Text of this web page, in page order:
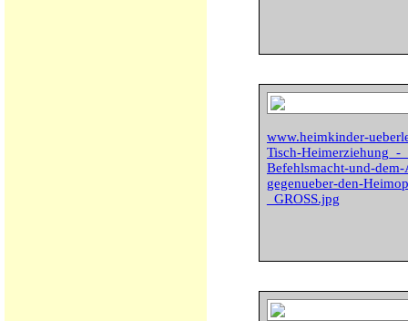
www.heimkinder-
Tisch-Heimerziehung_-
Befehlsmacht-und-
gegenueber-den-
_GROSS.jpg